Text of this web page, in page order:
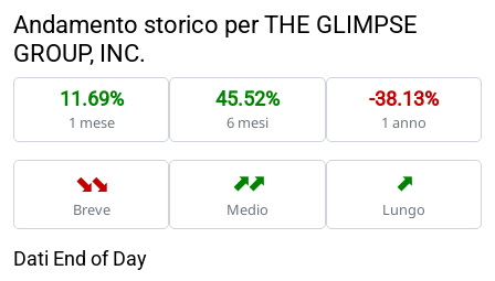
Andamento storico per THE GLIMPSE
GROUP, INC.
11.69%
1 mese
45.52%
6 mesi
-38.13%
1 anno
➡
➡
Breve
➡
➡
Medio
➡
Lungo
Dati End of Day